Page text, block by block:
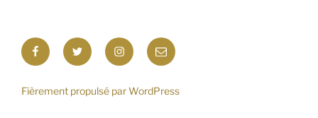
FacebookTwitter Instagram
E-
mail
Fièrement propulsé par WordPress